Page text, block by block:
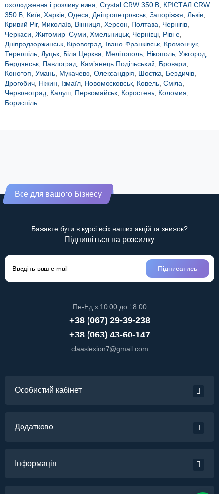
охолодження і розливу вина Crystal CRW 350 B КРІСТАЛ CRW
350 B Київ Харків Одеса Дніпропетровськ Запоріжжя Львів
Кривий Ріг, Миколаїв Вінниця Херсон Полтава Чернігів
Черкаси Житомир Суми Хмельницьк Чернівці Рівне
Дніпродзержинськ Кіровоград Івано-Франківськ Кременчук
Тернопіль Луцьк Біла Церква Мелітополь Нікополь Ужгород
Бердянськ Павлоград Кам’янець Подільський Бровари
Конотоп Умань Мукачево Олександрія Шостка Бердичів
Дрогобич Ніжин Ізмаїл Новомосковськ Ковель Сміла
Червоноград
Калуш Первомайськ Коростень Коломия
Бориспіль
Все для вашого Бізнесу
Бажаєте бути в курсі всіх наших акцій та знижок?
Підпишіться на розсилку
Підписатись
Пн-Нд з 10:00 до 18:00
+38 (067) 29-39-238
+38 (063) 43-60-147
claaslexion7@gmail.com
Особистий кабінет
Додатково
Інформація